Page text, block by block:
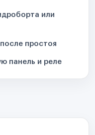
или
простоя
панель и реле